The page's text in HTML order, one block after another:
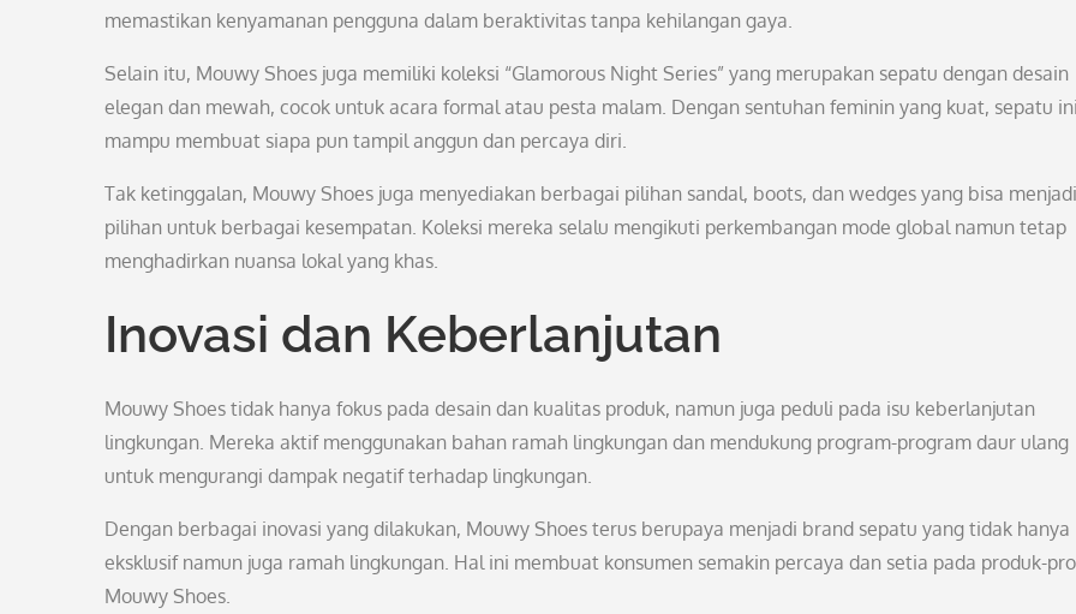
memastikan kenyamanan pengguna dalam beraktivitas tanpa kehilangan gaya.
Selain itu, Mouwy Shoes juga memiliki koleksi “Glamorous Night Series” yang merupakan sepatu dengan desain
elegan dan mewah, cocok untuk acara formal atau pesta malam. Dengan sentuhan feminin yang kuat, sepatu ini
mampu membuat siapa pun tampil anggun dan percaya diri.
Tak ketinggalan, Mouwy Shoes juga menyediakan berbagai pilihan sandal, boots, dan wedges yang bisa menjadi
pilihan untuk berbagai kesempatan. Koleksi mereka selalu mengikuti perkembangan mode global namun tetap
menghadirkan nuansa lokal yang khas.
Inovasi dan Keberlanjutan
Mouwy Shoes tidak hanya fokus pada desain dan kualitas produk, namun juga peduli pada isu keberlanjutan
lingkungan. Mereka aktif menggunakan bahan ramah lingkungan dan mendukung program-program daur ulang
untuk mengurangi dampak negatif terhadap lingkungan.
Dengan berbagai inovasi yang dilakukan, Mouwy Shoes terus berupaya menjadi brand sepatu yang tidak hanya
eksklusif namun juga ramah lingkungan. Hal ini membuat konsumen semakin percaya dan setia pada produk-
Mouwy Shoes.